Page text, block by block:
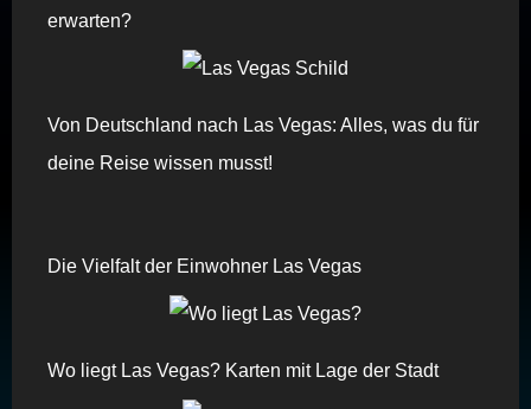
erwarten?
Von Deutschland nach Las Vegas: Alles, was du für
deine Reise wissen musst!
Die Vielfalt der Einwohner Las Vegas
Wo liegt Las Vegas? Karten mit Lage der Stadt